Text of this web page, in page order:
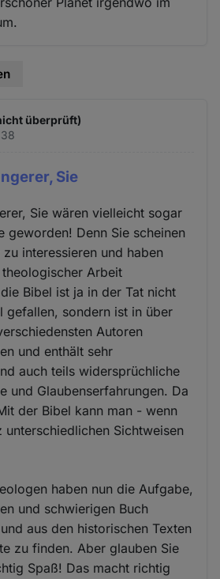
überprüft)
Sie
Sie wären vielleicht sogar
geworden! Denn Sie scheinen
interessieren und haben
Arbeit
Bibel ist ja in der Tat nicht
gefallen, sondern ist in über
Autoren
und enthält sehr
auch teils widersprüchliche
und Glaubenserfahrungen. Da
der Bibel kann man - wenn
Sichtweisen
haben nun die Aufgabe,
und schwierigen Buch
aus den historischen Texten
zu finden. Aber glauben Sie
Spaß! Das macht richtig